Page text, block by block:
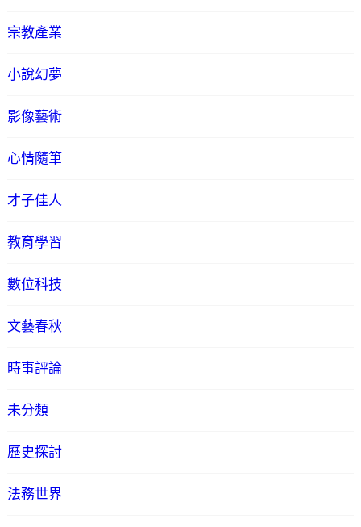
宗教產業
小說幻夢
影像藝術
心情隨筆
才子佳人
教育學習
數位科技
文藝春秋
時事評論
未分類
歷史探討
法務世界